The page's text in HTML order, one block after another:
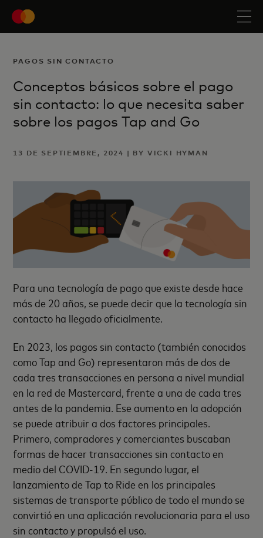
PAGOS SIN CONTACTO
Conceptos básicos sobre el pago
sin contacto: lo que necesita saber
sobre los pagos Tap and Go
13 DE SEPTIEMBRE, 2024 | BY VICKI HYMAN
Para una tecnología de pago que existe desde hace
más de 20 años, se puede decir que la tecnología sin
contacto ha llegado oficialmente.
En 2023, los pagos sin contacto (también conocidos
como Tap and Go) representaron más de dos de
cada tres transacciones en persona a nivel mundial
en la red de Mastercard, frente a una de cada tres
antes de la pandemia. Ese aumento en la adopción
se puede atribuir a dos factores principales.
Primero, compradores y comerciantes buscaban
formas de hacer transacciones sin contacto en
medio del COVID-19. En segundo lugar, el
lanzamiento de Tap to Ride en los principales
sistemas de transporte público de todo el mundo se
convirtió en una aplicación revolucionaria para el uso
sin contacto y propulsó el uso.